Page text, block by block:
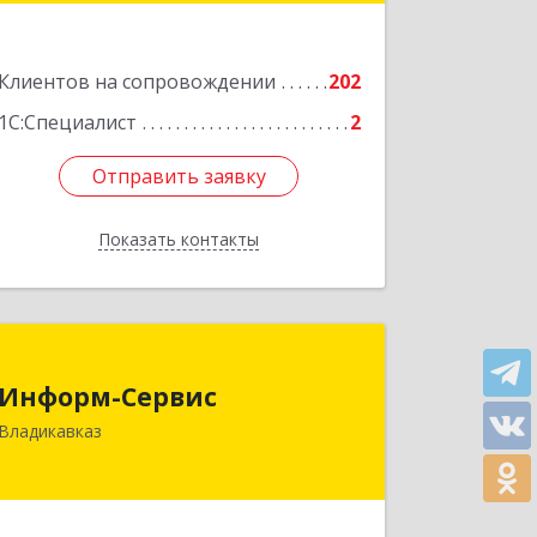
Клиентов на сопровождении
202
1С:Специалист
2
Отправить заявку
Показать контакты
Отправить заявку
Назад
Информ-Сервис
Владикавказ
362020, Северная Осетия - Алания
Респ, Владикавказ г, Островского ул,